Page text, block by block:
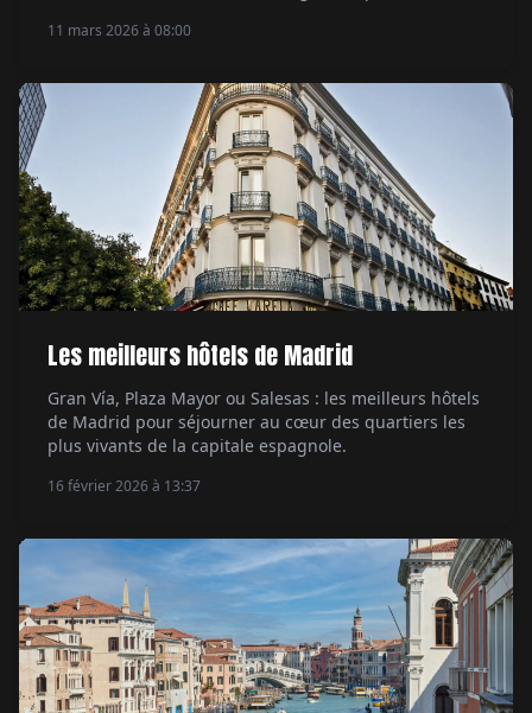
11 mars 2026 à 08:00
Les meilleurs hôtels de Madrid
Gran Vía, Plaza Mayor ou Salesas : les meilleurs hôtels
de Madrid pour séjourner au cœur des quartiers les
plus vivants de la capitale espagnole.
16 février 2026 à 13:37